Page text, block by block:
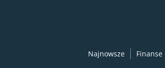
Najnowsze Finanse